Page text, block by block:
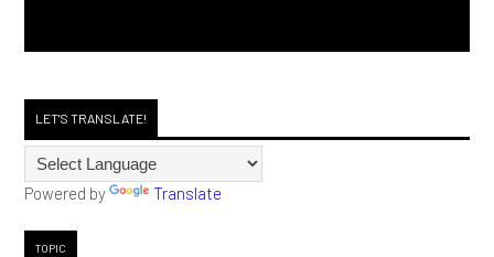
LET'S TRANSLATE!
Powered by Translate
TOPIC